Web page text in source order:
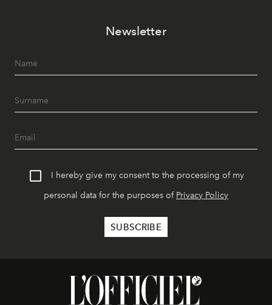
Newsletter
I hereby give my consent to the processing of my
personal data for the purposes of Privacy Policy